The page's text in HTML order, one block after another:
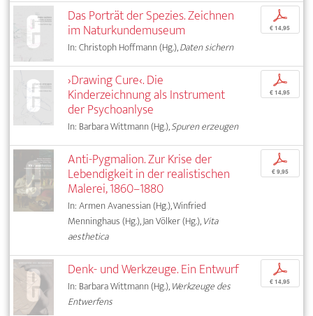
Das Porträt der Spezies. Zeichnen
im Naturkundemuseum
In: Christoph Hoffmann (Hg.),Daten sichern
p
€ 14,95
›Drawing Cure‹. Die
Kinderzeichnung als Instrument
der Psychoanlyse
In: Barbara Wittmann (Hg.),Spuren erzeugen
p
€ 14,95
Anti-Pygmalion. Zur Krise der
Lebendigkeit in der realistischen
Malerei, 1860–1880
In: Armen Avanessian (Hg.), Winfried
Menninghaus (Hg.), Jan Völker (Hg.),Vita
aesthetica
p
€ 9,95
Denk- und Werkzeuge. Ein Entwurf
In: Barbara Wittmann (Hg.),Werkzeuge des
Entwerfens
p
€ 14,95